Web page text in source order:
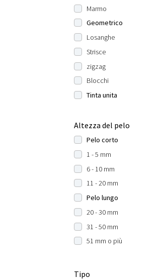
Marmo
Geometrico
Losanghe
Strisce
zigzag
Blocchi
Tinta unita
Altezza del pelo
Pelo corto
1 - 5 mm
6 - 10 mm
11 - 20 mm
Pelo lungo
20 - 30 mm
31 - 50 mm
51 mm o più
Tipo